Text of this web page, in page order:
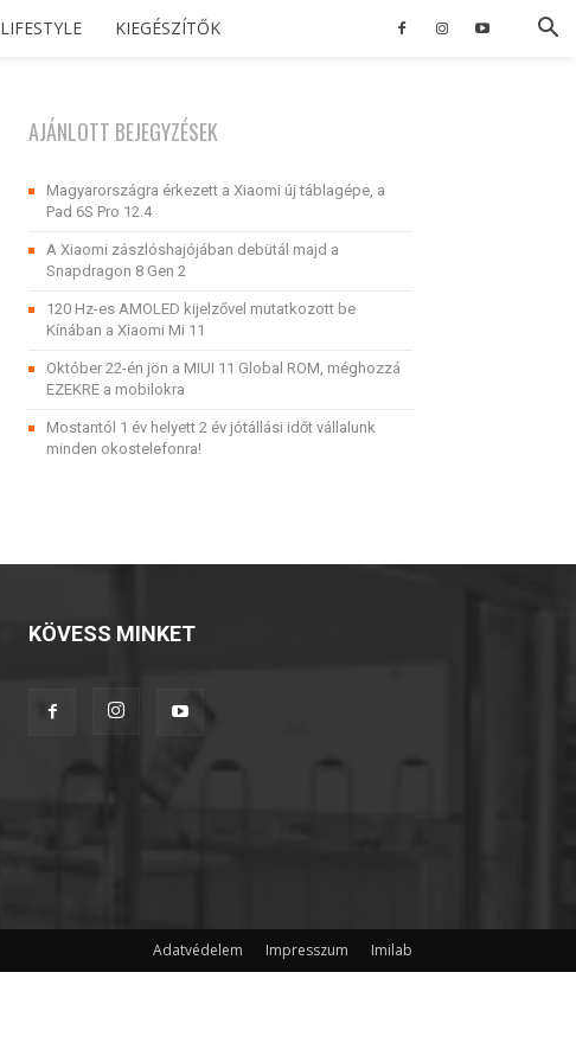
LIFESTYLE KIEGÉSZÍTŐK
AJÁNLOTT BEJEGYZÉSEK
Magyarországra érkezett a Xiaomi új táblagépe, a
Pad 6S Pro 12.4
A Xiaomi zászlóshajójában debütál majd a
Snapdragon 8 Gen 2
120 Hz-es AMOLED kijelzővel mutatkozott be
Kínában a Xiaomi Mi 11
Október 22-én jön a MIUI 11 Global ROM, méghozzá
EZEKRE a mobilokra
Mostantól 1 év helyett 2 év jótállási időt vállalunk
minden okostelefonra!
KÖVESS MINKET
Adatvédelem Impresszum Imilab